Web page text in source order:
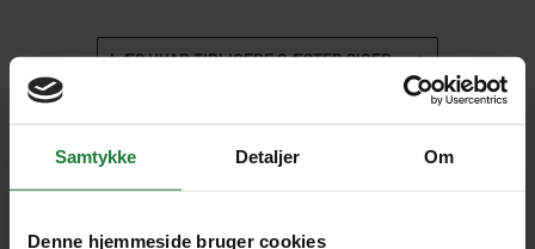
Samtykke Detaljer Om
Denne hjemmeside bruger cookies
LÆS HVAD TIDLIGERE GÆSTER SIGER